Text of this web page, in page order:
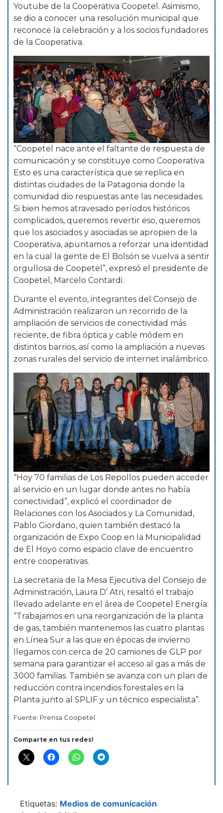
Youtube de la Cooperativa Coopetel. Asimismo,
se dio a conocer una resolución municipal que
reconoce la celebración y a los socios fundadores
de la Cooperativa.
“Coopetel nace ante el faltante de respuesta de
comunicación y se constituye como Cooperativa.
Esto es una característica que se replica en
distintas ciudades de la Patagonia donde la
comunidad dio respuestas ante las necesidades.
Si bien hemos atravesado períodos históricos
complicados, queremos revertir eso, queremos
que los asociados y asociadas se apropien de la
Cooperativa, apuntamos a reforzar una identidad
en la cual la gente de El Bolsón se vuelva a sentir
orgullosa de Coopetel”, expresó el presidente de
Coopetel, Marcelo Contardi.
Durante el evento, integrantes del Consejo de
Administración realizaron un recorrido de la
ampliación de servicios de conectividad más
reciente, de fibra óptica y cable módem en
distintos barrios, así como la ampliación a nuevas
zonas rurales del servicio de internet inalámbrico.
“Hoy 70 familias de Los Repollos pueden acceder
al servicio en un lugar donde antes no había
conectividad”, explicó el coordinador de
Relaciones con los Asociados y La Comunidad,
Pablo Giordano, quien también destacó la
organización de Expo Coop en la Municipalidad
de El Hoyo como espacio clave de encuentro
entre cooperativas.
La secretaria de la Mesa Ejecutiva del Consejo de
Administración, Laura D’ Atri, resaltó el trabajo
llevado adelante en el área de Coopetel Energía:
“Trabajamos en una reorganización de la planta
de gas, también mantenemos las cuatro plantas
en Línea Sur a las que en épocas de invierno
llegamos con cerca de 20 camiones de GLP por
semana para garantizar el acceso al gas a más de
3000 familias. También se avanza con un plan de
reducción contra incendios forestales en la
Planta junto al SPLIF y un técnico especialista”.
Fuente: Prensa Coopetel
Comparte en tus redes!
Etiquetas: Medios de comunicación-